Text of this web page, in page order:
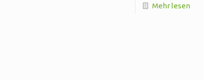
Mehr lesen